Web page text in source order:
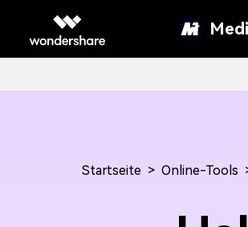
Startseite > Online-Tools